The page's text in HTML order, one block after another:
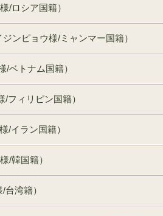
/ロシア国籍）
ンピョウ様/ミャンマー国籍）
/ベトナム国籍）
フィリピン国籍）
/イラン国籍）
/韓国籍）
湾籍）